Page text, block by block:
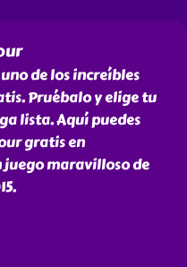
de los increíbles
Pruébalo y elige tu
lista. Aquí puedes
gratis en
juego maravilloso de